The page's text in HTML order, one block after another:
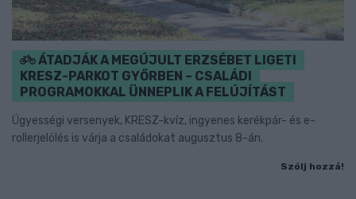
ÁTADJÁK A MEGÚJULT ERZSÉBET LIGETI
KRESZ-PARKOT GYŐRBEN – CSALÁDI
PROGRAMOKKAL ÜNNEPLIK A FELÚJÍTÁST
Ügyességi versenyek, KRESZ-kvíz, ingyenes kerékpár- és e-
rollerjelölés is várja a családokat augusztus 8-án.
Szólj hozzá!